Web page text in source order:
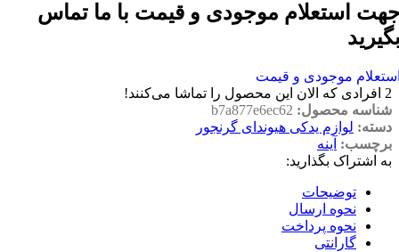
استعلام موجودی و قیمت با ما تماس
موجودی و قیمت
2 افرادی که الان این محصول را تماشا می‌کنند!
شناسه محصول: b7a877e6ec62
دسته: لوازم یدکی هیوندای گرنجور
برچسب: آینه
به اشتراک بگذارید:
توضیحات
نحوه ارسال
نحوه پرداخت
گارانتی